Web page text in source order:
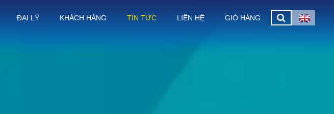
ĐẠI LÝ KHÁCH HÀNG TIN TỨC LIÊN HỆ GIỎ HÀNG